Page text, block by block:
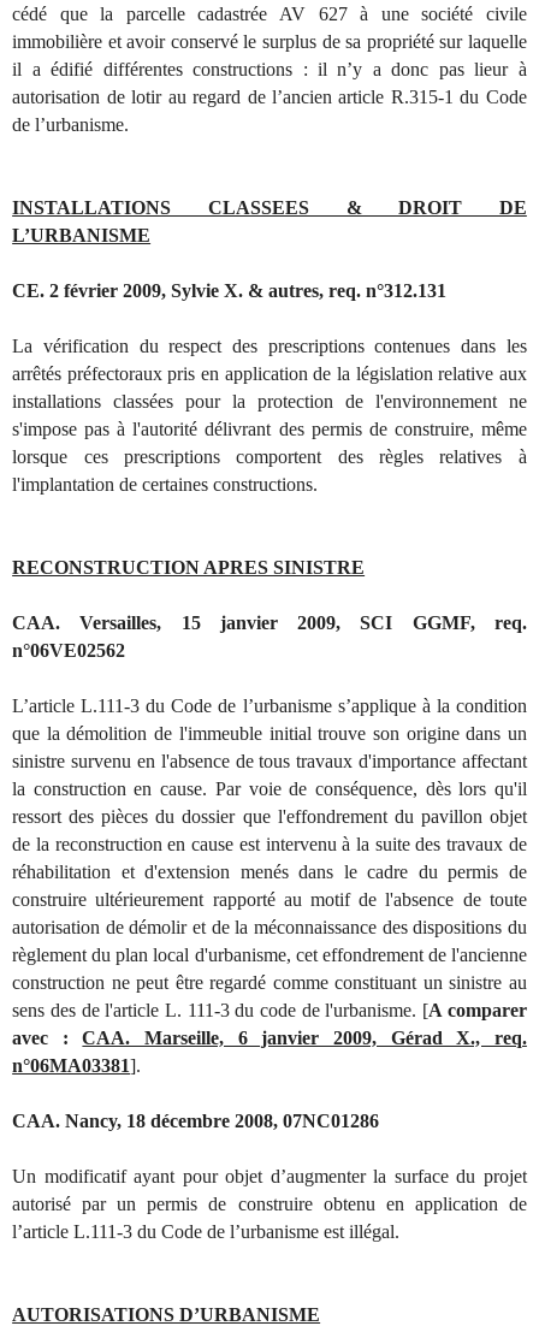
cédé que la parcelle cadastrée AV 627 à une société civile
immobilière et avoir conservé le surplus de sa propriété sur laquelle
il a édifié différentes constructions : il n’y a donc pas lieur à
autorisation de lotir au regard de l’ancien article R.315-1 du Code
de l’urbanisme.
INSTALLATIONS CLASSEES & DROIT DE
L’URBANISME
CE. 2 février 2009, Sylvie X. & autres, req. n°312.131
La vérification du respect des prescriptions contenues dans les
arrêtés préfectoraux pris en application de la législation relative aux
installations classées pour la protection de l'environnement ne
s'impose pas à l'autorité délivrant des permis de construire, même
lorsque ces prescriptions comportent des règles relatives à
l'implantation de certaines constructions.
RECONSTRUCTION APRES SINISTRE
CAA. Versailles, 15 janvier 2009, SCI GGMF, req.
n°06VE02562
L’article L.111-3 du Code de l’urbanisme s’applique à la condition
que la démolition de l'immeuble initial trouve son origine dans un
sinistre survenu en l'absence de tous travaux d'importance affectant
la construction en cause. Par voie de conséquence, dès lors qu'il
ressort des pièces du dossier que l'effondrement du pavillon objet
de la reconstruction en cause est intervenu à la suite des travaux de
réhabilitation et d'extension menés dans le cadre du permis de
construire ultérieurement rapporté au motif de l'absence de toute
autorisation de démolir et de la méconnaissance des dispositions du
règlement du plan local d'urbanisme, cet effondrement de l'ancienne
construction ne peut être regardé comme constituant un sinistre au
sens des de l'article L. 111-3 du code de l'urbanisme. [A comparer
avec :CAA. Marseille, 6 janvier 2009, Gérad X., req.
n°06MA03381].
CAA. Nancy, 18 décembre 2008, 07NC01286
Un modificatif ayant pour objet d’augmenter la surface du projet
autorisé par un permis de construire obtenu en application de
l’article L.111-3 du Code de l’urbanisme est illégal.
AUTORISATIONS D’URBANISME